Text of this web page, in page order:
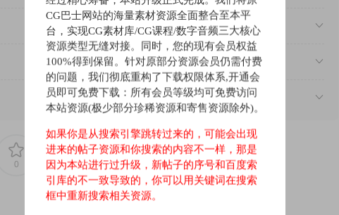
0 0
CG巴士网站的海量素材资源全面整合至本平
台，实现CG素材库/CG课程/数字音频三大核心
资源类型无缝对接。同时，您的现有会员权益
100%得到保留。针对原部分资源会员仍需付费
的问题，我们彻底重构了下载权限体系,开通会
员即可免费下载：所有会员等级均可免费访问
本站资源(极少部分珍稀资源和寄售资源除外)。
如果你是从搜索引擎跳转过来的，可能会出现
进来的帖子资源和你搜索的内容不一样，那是
因为本站进行过升级，新帖子的序号和百度索
引库的不一致导致的，你可以用关键词在搜索
框中重新搜索相关资源。